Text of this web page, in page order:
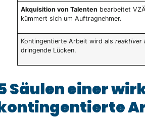
Akquisition von Talenten bearbeitet
kümmert sich um Auftragnehmer.
Kontingentierte Arbeit wird alsreaktiver
dringende Lücken.
Säulen einer